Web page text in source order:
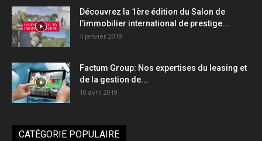
Découvrez la 1ère édition du Salon de
l’immobilier international de prestige...
4 janvier 2019
Factum Group: Nos expertises du leasing et
de la gestion de...
10 avril 2019
CATÉGORIE POPULAIRE